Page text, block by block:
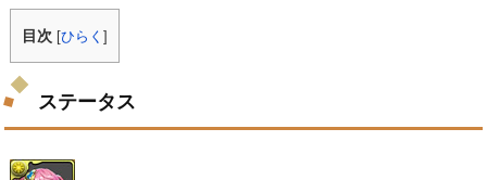
目次 [ひらく]
ステータス